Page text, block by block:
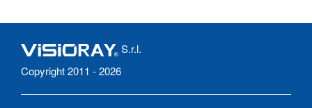
S.r.l.
Copyright 2011 - 2026